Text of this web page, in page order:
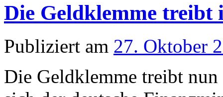
Die Geldklemme
Publiziert am 27. Oktober
Die Geldklemme treibt